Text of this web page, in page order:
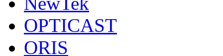
OPTICAST
ORIS